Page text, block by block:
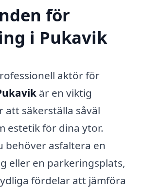
för
i Pukavik
aktör för
är en viktig
att säkerställa såväl
estetik för dina ytor.
behöver asfaltera en
eller en parkeringsplats,
fördelar att jämföra